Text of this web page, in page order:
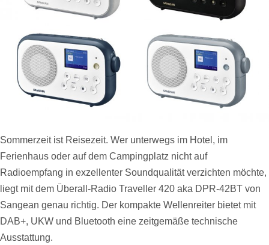
Sommerzeit ist Reisezeit. Wer unterwegs im Hotel, im
Ferienhaus oder auf dem Campingplatz nicht auf
Radioempfang in exzellenter Soundqualität verzichten möchte,
liegt mit dem Überall-Radio Traveller 420 aka DPR-42BT von
Sangean genau richtig. Der kompakte Wellenreiter bietet mit
DAB+, UKW und Bluetooth eine zeitgemäße technische
Ausstattung.